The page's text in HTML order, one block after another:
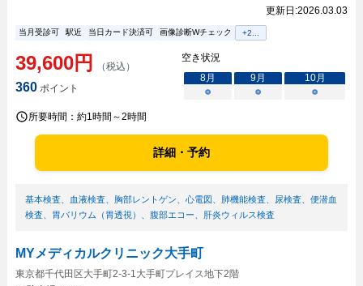
更新日:2026.03.03
当月受診可 駅近 当日カード決済可 画像診断Wチェック +2...
39,600円 （税込）
360ポイント
空き状況
8月 9月 10月
○
○ ○
所要時間： 約1時間～2時間
詳細・予約
基本検査、 血液検査、 胸部レントゲン 心電図 肺機能検査、 尿検査、 便潜血
検査、 胃バリウム（胃透視） 腹部エコー 肝炎ウィルス検査
MYメディカルクリニック大手町
東京都千代田区大手町2-3-1大手町プレイス地下2階